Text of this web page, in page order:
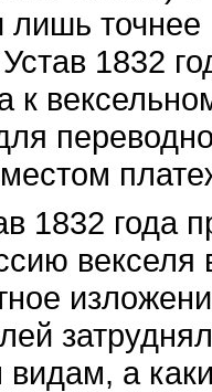
точнее
1832
к
1832 года
векселя
видам, а